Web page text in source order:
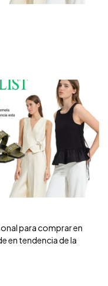
para comprar en
en tendencia de la